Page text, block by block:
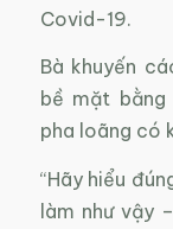
Covid-19.
Bà khuyến
bề mặt
pha loãng có
“Hãy hiểu
làm như vậy